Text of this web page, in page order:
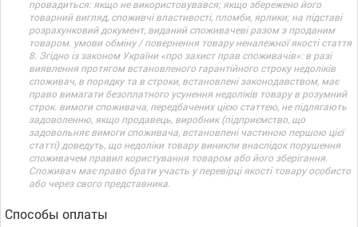
провадиться: якщо не використовувався; якщо збережено його
товарний вигляд, споживчі властивості, пломби, ярлики; на підставі
розрахунковий документ, виданий споживачеві разом з проданим
товаром. умови обміну / повернення товару неналежної якості стаття
8. Згідно із законом України «про захист прав споживачів»: в разі
виявлення протягом встановленого гарантійного строку недоліків
споживач, в порядку та в строки, встановлені законодавством, має
право вимагати безоплатного усунення недоліків товару в розумний
строк. вимоги споживача, передбачених цією статтею, не підлягають
задоволенню, якщо продавець, виробник (підприємство, що
задовольняє вимоги споживача, встановлені частиною першою цієї
статті) доведуть, що недоліки товару виникли внаслідок порушення
споживачем правил користування товаром або його зберігання.
Споживач має право брати участь у перевірці якості товару особисто
або через свого представника.
Способы оплаты